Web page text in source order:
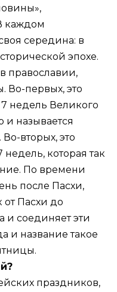
каждом
середина: в
эпохе.
православии,
Во-первых, это
недель Великого
и называется
вторых, это
которая так
По времени
после Пасхи,
Пасхи до
и соединяет эти
и название такое
праздников,